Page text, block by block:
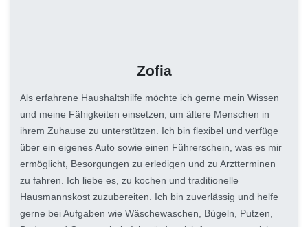
Zofia
Als erfahrene Haushaltshilfe möchte ich gerne mein Wissen
und meine Fähigkeiten einsetzen, um ältere Menschen in
ihrem Zuhause zu unterstützen. Ich bin flexibel und verfüge
über ein eigenes Auto sowie einen Führerschein, was es mir
ermöglicht, Besorgungen zu erledigen und zu Arztterminen
zu fahren. Ich liebe es, zu kochen und traditionelle
Hausmannskost zuzubereiten. Ich bin zuverlässig und helfe
gerne bei Aufgaben wie Wäschewaschen, Bügeln, Putzen,